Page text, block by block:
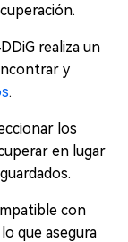
realiza un
y
.
los
en lugar
con
que asegura